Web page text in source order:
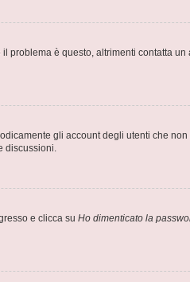
è questo, altrimenti contatta
gli account degli utenti che
discussioni.
e clicca su Ho dimenticato la